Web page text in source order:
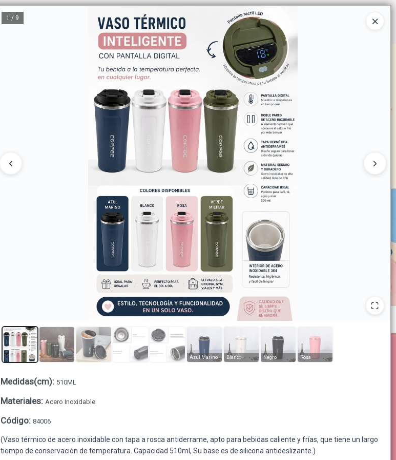
1 / 9
Azul Marino Blanco Negro Rosa
Medidas(cm): 510ML
Materiales: Acero Inoxidable
Código: 84006
(Vaso térmico de acero inoxidable con tapa a rosca antiderrame, apto para bebidas caliente y frías, que tiene un largo
tiempo de conservación de temperatura. Capacidad 510ml, Su base es de silicona antideslizante.)
CÓMO COMPRAR QUIÉNES SOMOS CONTACTO